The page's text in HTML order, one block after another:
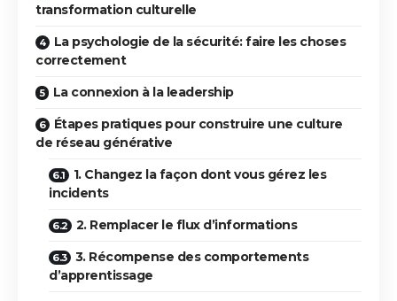
transformation culturelle
La psychologie de la sécurité: faire les choses
correctement
La connexion à la leadership
Étapes pratiques pour construire une culture
de réseau générative
1. Changez la façon dont vous gérez les
incidents
2. Remplacer le flux d’informations
3. Récompense des comportements
d’apprentissage